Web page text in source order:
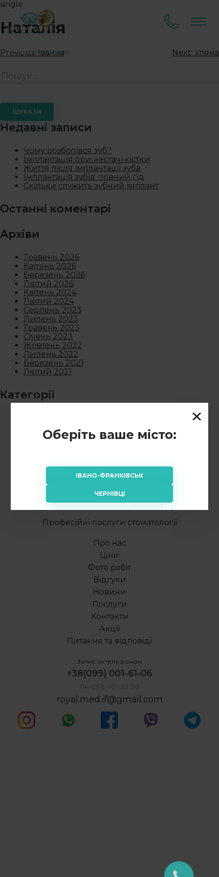
Головна Наталія
single
Наталія
Previous: Іванка Next: Уляна
Недавні записи
Чому розболівся зуб?
Імплантація при нестачі кістки
Життя після імплантації зуба
Імплантація зубів: повний гід
Скільки служить зубний імплант
Останні коментарі
Архіви
Травень 2026
Квітень 2026
Березень 2026
Лютий 2026
Квітень 2024
Лютий 2024
Серпень 2023
Липень 2023
Травень 2023
Січень 2023
Жовтень 2022
Липень 2022
Березень 2021
Лютий 2021
Категорії
Професійні послуги стоматології
Про нас
Ціни
Фото робіт
Відгуки
Новини
Послуги
Контакти
Акції
Питання та відповіді
Запис за телефоном
+38(099) 001-61-06
Пн-Сб 8:00 - 20:00
royal.med.if@gmail.com
Оберіть ваше місто:
ІВАНО-ФРАНКІВСЬК
ЧЕРНІВЦІ